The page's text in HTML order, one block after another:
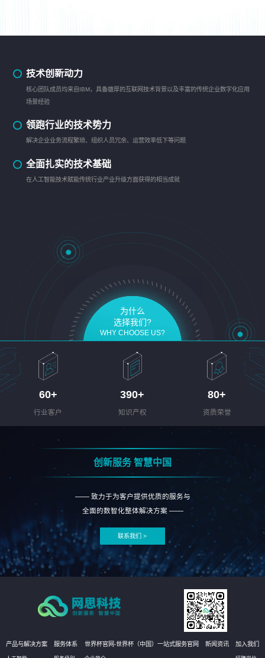
技术创新动力
核心团队成员均来自IBM，具备雄厚的互联网技术背景以及丰富的传统企业数字化应用
场景经验
领跑行业的技术势力
解决企业业务流程繁琐、组织人员冗余、运营效率低下等问题
全面扎实的技术基础
在人工智能技术赋能传统行业产业升级方面获得的相当成就
为什么
选择我们?
WHY CHOOSE US?
60+
行业客户
390+
知识产权
80+
资质荣誉
创新服务 智慧中国
—— 致力于为客户提供优质的服务与
全面的数智化整体解决方案 ——
联系我们 >
产品与解决方案 服务体系 世界杯官网-世界杯（中国）一站式服务官网 新闻资讯 加入我们